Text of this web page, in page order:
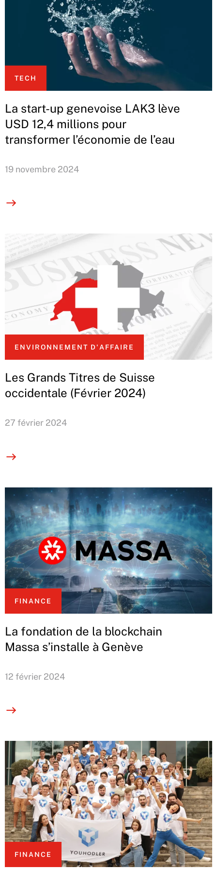
TECH
La start-up genevoise LAK3 lève
USD 12,4 millions pour
transformer l’économie de l’eau
19 novembre 2024
ENVIRONNEMENT D'AFFAIRE
Les Grands Titres de Suisse
occidentale (Février 2024)
27 février 2024
FINANCE
La fondation de la blockchain
Massa s’installe à Genève
12 février 2024
FINANCE